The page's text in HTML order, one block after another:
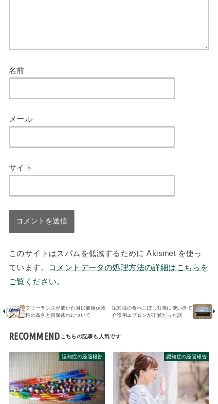
名前
メール
サイト
このサイトはスパムを低減するために Akismet を使っ
ています。
コメントデータの処理方法の詳細はこちらを
ご覧ください。
フリーランスが驚いた国民健康保険
料の高さと国保逃れについて
認知症の食べこぼし対策に使い捨て
介護用エプロンが正解だった話
RECOMMEND
認知症の経過報告 認知症の経過報告